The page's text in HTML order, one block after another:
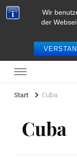
Wir
der
Start Cuba
Cuba